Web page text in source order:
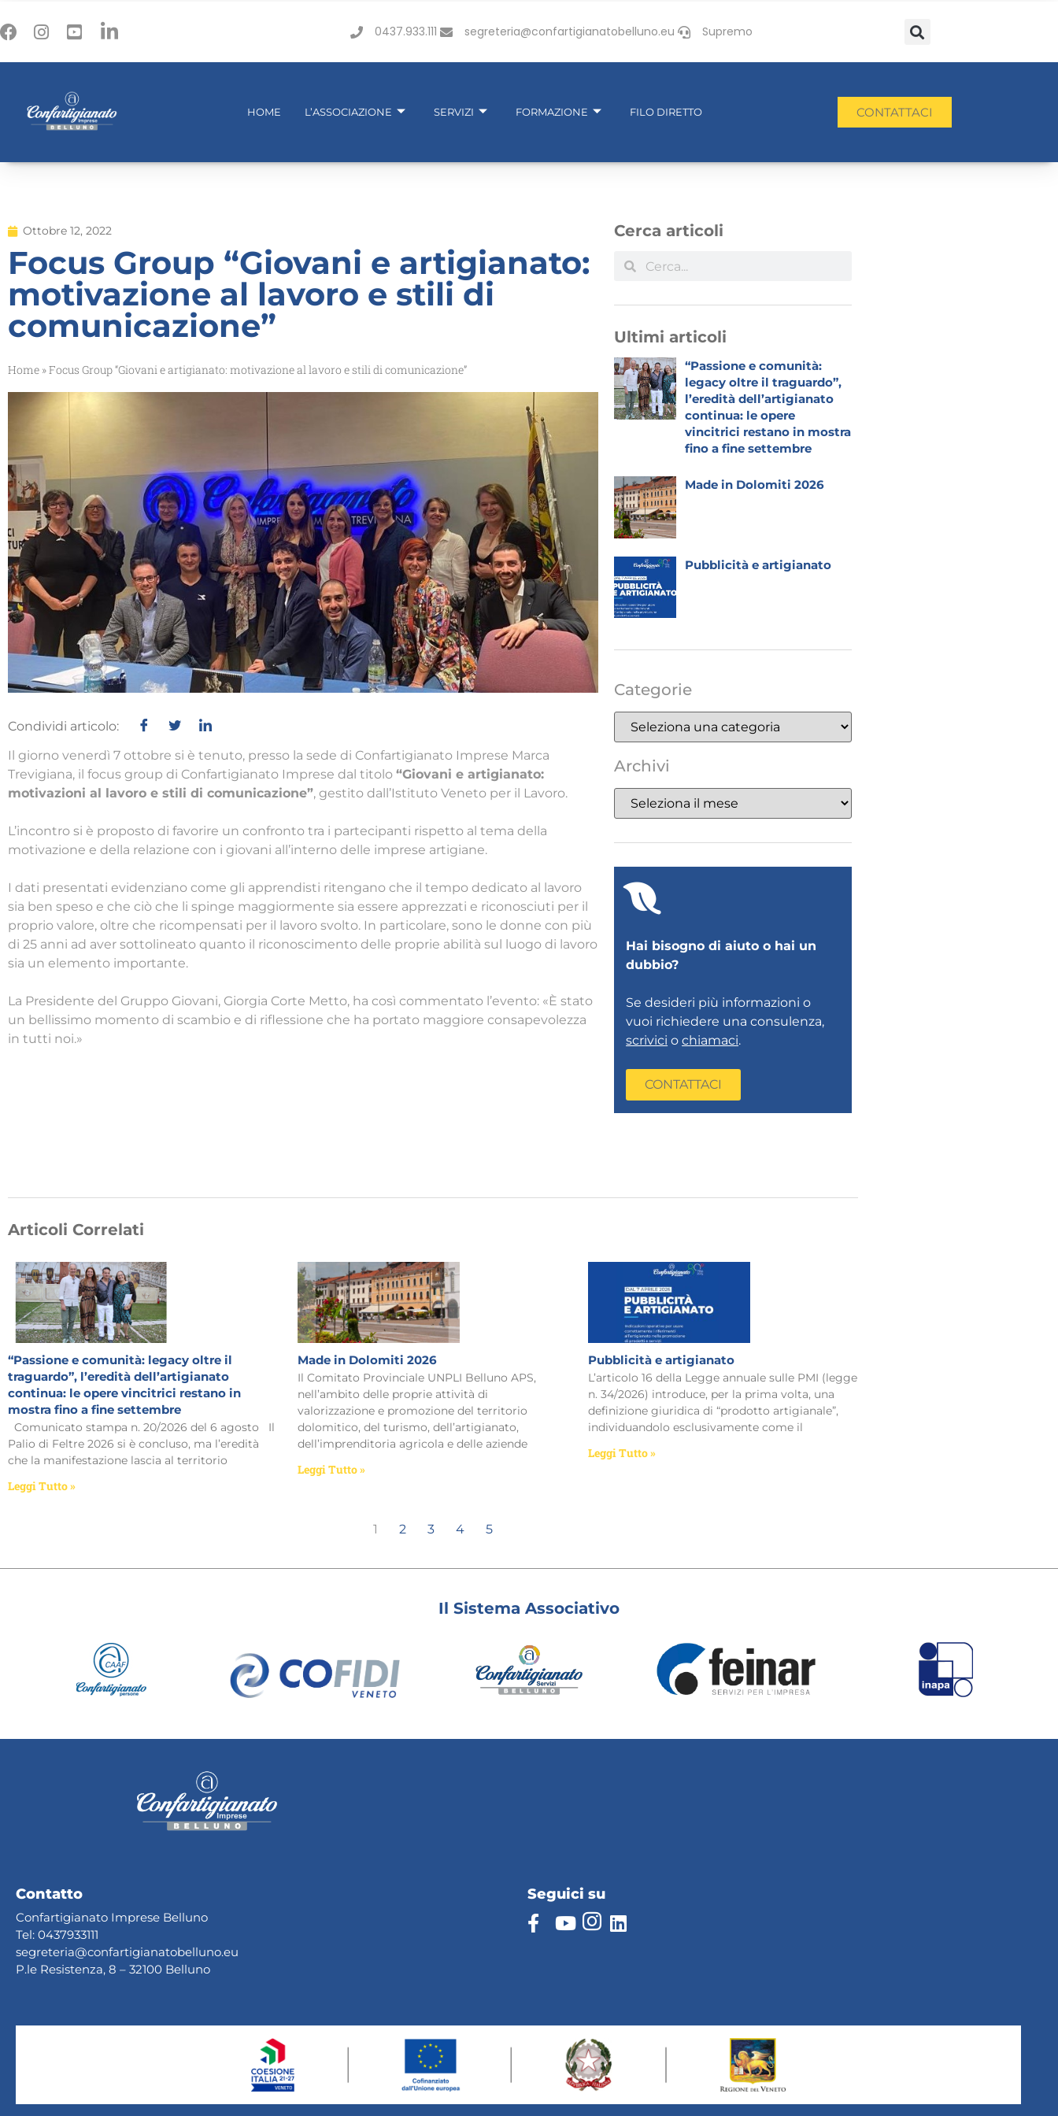
0437.933.111 segreteria@confartigianatobelluno.eu Supremo
HOME L’ASSOCIAZIONE SERVIZI FORMAZIONE FILO DIRETTO CONTATTACI
Ottobre 12, 2022
Focus Group “Giovani e artigianato:
motivazione al lavoro e stili di
comunicazione”
Home »Focus Group “Giovani e artigianato: motivazione al lavoro e stili di comunicazione”
Condividi articolo:
Il giorno venerdì 7 ottobre si è tenuto, presso la sede di Confartigianato Imprese Marca
Trevigiana, il focus group di Confartigianato Imprese dal titolo “Giovani e artigianato:
motivazioni al lavoro e stili di comunicazione”, gestito dall’Istituto Veneto per il Lavoro.
L’incontro si è proposto di favorire un confronto tra i partecipanti rispetto al tema della
motivazione e della relazione con i giovani all’interno delle imprese artigiane.
I dati presentati evidenziano come gli apprendisti ritengano che il tempo dedicato al lavoro
sia ben speso e che ciò che li spinge maggiormente sia essere apprezzati e riconosciuti per il
proprio valore, oltre che ricompensati per il lavoro svolto. In particolare, sono le donne con più
di 25 anni ad aver sottolineato quanto il riconoscimento delle proprie abilità sul luogo di lavoro
sia un elemento importante.
La Presidente del Gruppo Giovani, Giorgia Corte Metto, ha così commentato l’evento: «È stato
un bellissimo momento di scambio e di riflessione che ha portato maggiore consapevolezza
in tutti noi.»
Cerca articoli
Ultimi articoli
“Passione e comunità:
legacy oltre il traguardo”,
l’eredità dell’artigianato
continua: le opere
vincitrici restano in mostra
fino a fine settembre
Made in Dolomiti 2026
Pubblicità e artigianato
Categorie
Archivi
Hai bisogno di aiuto o hai un
dubbio?
Se desideri più informazioni o
vuoi richiedere una consulenza,
scrivici ochiamaci.
CONTATTACI
Articoli Correlati
“Passione e comunità: legacy oltre il
traguardo”, l’eredità dell’artigianato
continua: le opere vincitrici restano in
mostra fino a fine settembre
Comunicato stampa n. 20/2026 del 6 agosto Il
Palio di Feltre 2026 si è concluso, ma l’eredità
che la manifestazione lascia al territorio
Leggi Tutto »
Made in Dolomiti 2026
Il Comitato Provinciale UNPLI Belluno APS,
nell’ambito delle proprie attività di
valorizzazione e promozione del territorio
dolomitico, del turismo, dell’artigianato,
dell’imprenditoria agricola e delle aziende
Leggi Tutto »
Pubblicità e artigianato
L’articolo 16 della Legge annuale sulle PMI (legge
n. 34/2026) introduce, per la prima volta, una
definizione giuridica di “prodotto artigianale”,
individuandolo esclusivamente come il
Leggi Tutto »
1 2 3 4 5
Il Sistema Associativo
Contatto
Confartigianato Imprese Belluno
Tel: 0437933111
segreteria@confartigianatobelluno.eu
P.le Resistenza, 8 – 32100 Belluno
Seguici su